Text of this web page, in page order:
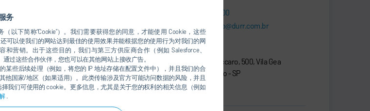
务
以下简称“Cookie”）。我们需要获得您的同意，才能使用 Cookie，这些
可以使我们的网站达到最佳的使用效果并能根据您的使用行为对我们的网
营销。出于这些目的，我们与第三方供应商合作（例如 Salesforce、
通过这些合作伙伴，您也可以在其他网站上接收广告。
某些后续处理（例如，将您的 IP 地址存储在配置文件中），并且我们的合
他国家/地区（如果适用）。此类传输涉及官方可能访问数据的风险，并且
我们可使用的 cookie。更多信息，尤其是关于您的权利的相关信息（例如
.
technologies, systems,
of the automotive industry.
of the most important spaces for
and inclusive companies that
the automotive and mobility
+55 11 5632-4500
paulo.sentieiro@durr.com.br
Dürr Brasil Ltda.
Rua Arnaldo Magniccaro, 500, Vila Gea
04691-060 São Paulo - SP
Brazil